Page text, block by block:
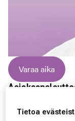
Varaa aika
Maisemat olleet
Tietoa